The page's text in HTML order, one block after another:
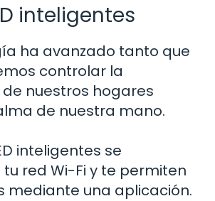
inteligentes
ha avanzado tanto que
controlar la
nuestros hogares
de nuestra mano.
inteligentes se
red Wi-Fi y te permiten
mediante una aplicación.